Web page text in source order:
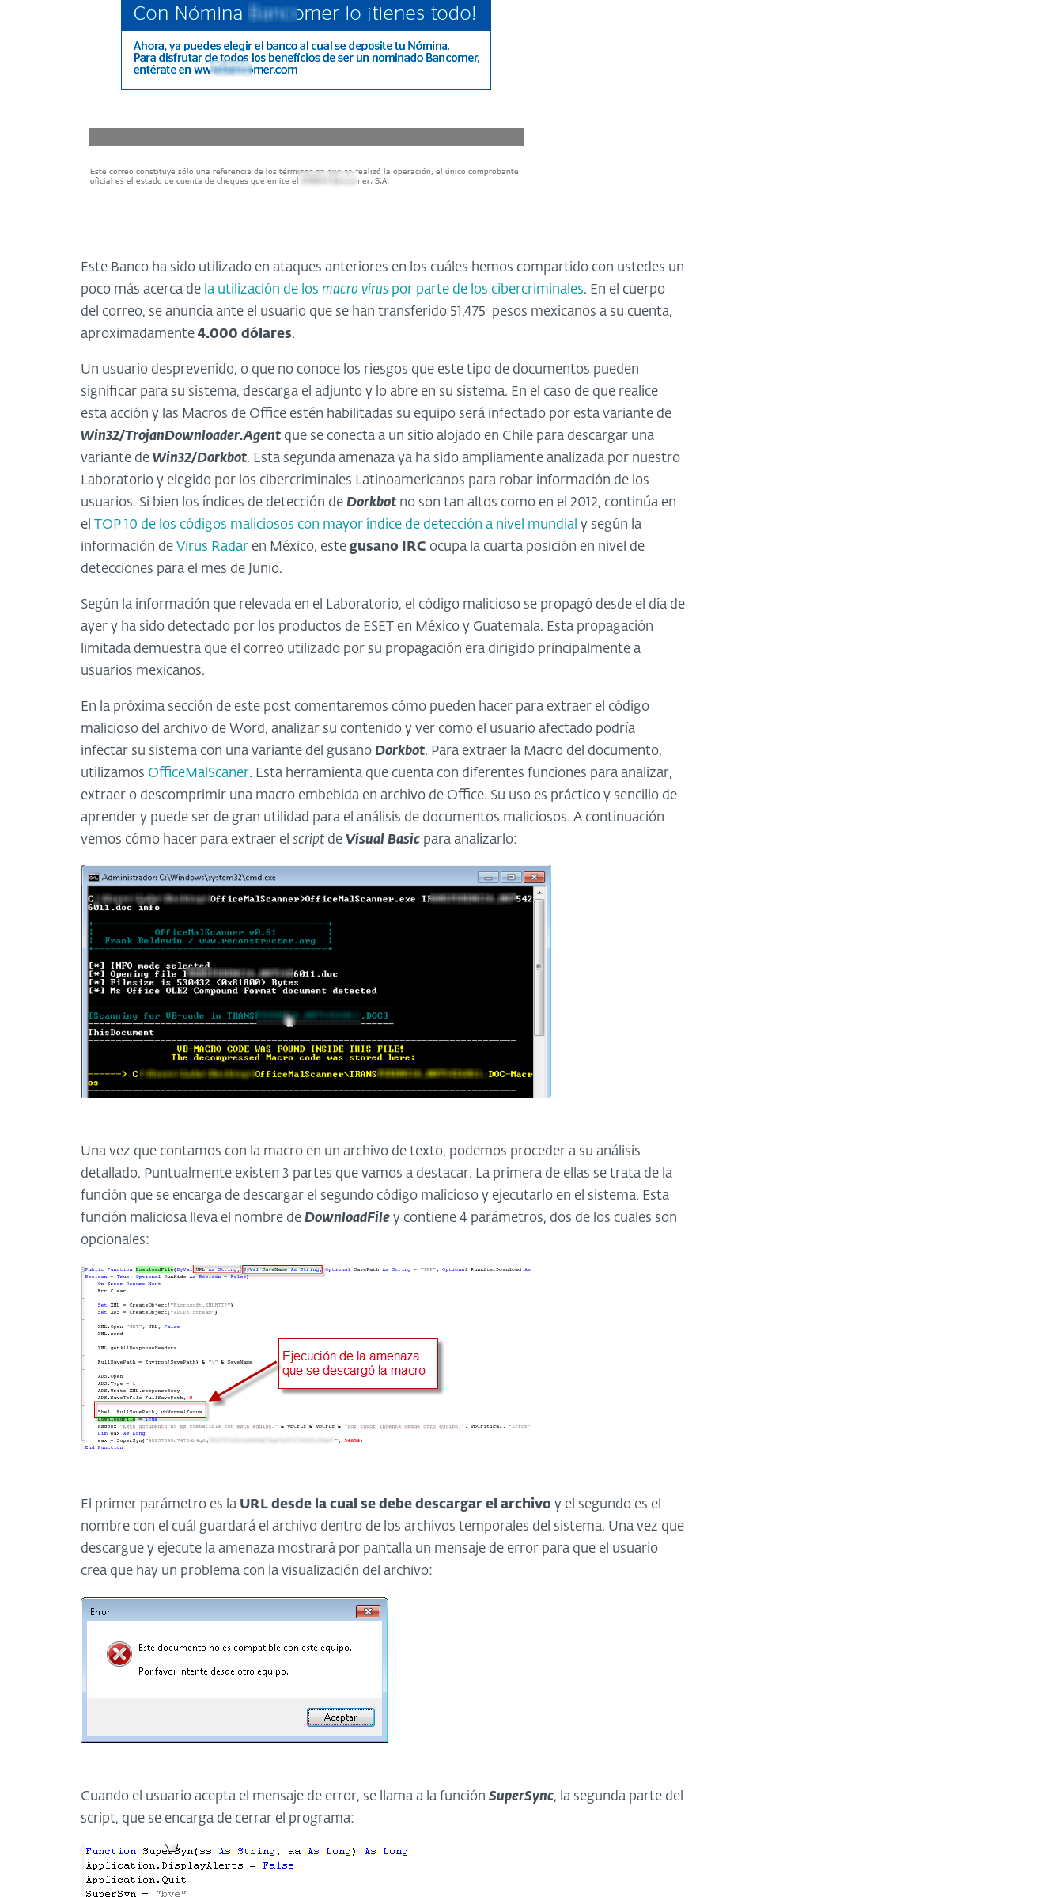
Este Banco ha sido utilizado en ataques anteriores en los cuáles hemos compartido con ustedes un
poco más acerca de la utilización de los macro virus por parte de los cibercriminales. En el cuerpo
del correo, se anuncia ante el usuario que se han transferido 51,475 pesos mexicanos a su cuenta,
aproximadamente 4.000 dólares.
Un usuario desprevenido, o que no conoce los riesgos que este tipo de documentos pueden
significar para su sistema, descarga el adjunto y lo abre en su sistema. En el caso de que realice
esta acción y las Macros de Office estén habilitadas su equipo será infectado por esta variante de
Win32/TrojanDownloader.Agent que se conecta a un sitio alojado en Chile para descargar una
variante de Win32/Dorkbot. Esta segunda amenaza ya ha sido ampliamente analizada por nuestro
Laboratorio y elegido por los cibercriminales Latinoamericanos para robar información de los
usuarios. Si bien los índices de detección de Dorkbot no son tan altos como en el 2012, continúa en
el TOP 10 de los códigos maliciosos con mayor índice de detección a nivel mundial y según la
información de Virus Radar en México, este gusano IRC ocupa la cuarta posición en nivel de
detecciones para el mes de Junio.
Según la información que relevada en el Laboratorio, el código malicioso se propagó desde el día de
ayer y ha sido detectado por los productos de ESET en México y Guatemala. Esta propagación
limitada demuestra que el correo utilizado por su propagación era dirigido principalmente a
usuarios mexicanos.
En la próxima sección de este post comentaremos cómo pueden hacer para extraer el código
malicioso del archivo de Word, analizar su contenido y ver como el usuario afectado podría
infectar su sistema con una variante del gusano Dorkbot. Para extraer la Macro del documento,
utilizamos OfficeMalScaner. Esta herramienta que cuenta con diferentes funciones para analizar,
extraer o descomprimir una macro embebida en archivo de Office. Su uso es práctico y sencillo de
aprender y puede ser de gran utilidad para el análisis de documentos maliciosos. A continuación
vemos cómo hacer para extraer el scriptde Visual Basic para analizarlo:
Una vez que contamos con la macro en un archivo de texto, podemos proceder a su análisis
detallado. Puntualmente existen 3 partes que vamos a destacar. La primera de ellas se trata de la
función que se encarga de descargar el segundo código malicioso y ejecutarlo en el sistema. Esta
función maliciosa lleva el nombre de DownloadFile y contiene 4 parámetros, dos de los cuales son
opcionales:
El primer parámetro es la URL desde la cual se debe descargar el archivo y el segundo es el
nombre con el cuál guardará el archivo dentro de los archivos temporales del sistema. Una vez que
descargue y ejecute la amenaza mostrará por pantalla un mensaje de error para que el usuario
crea que hay un problema con la visualización del archivo:
Cuando el usuario acepta el mensaje de error, se llama a la función SuperSync, la segunda parte del
script, que se encarga de cerrar el programa: